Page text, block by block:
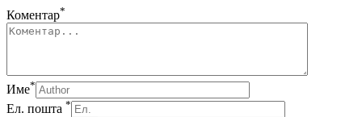
Коментар*
Име*
Ел. пошта *